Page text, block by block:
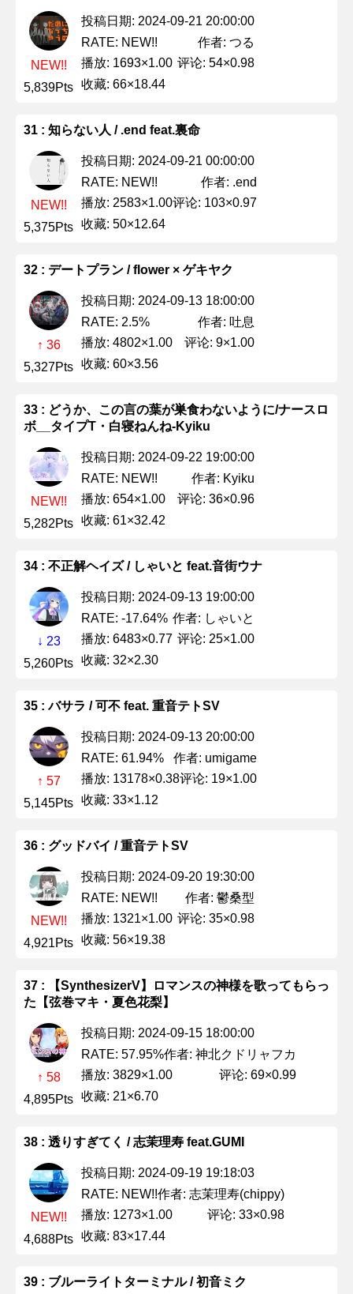
NEW!!
5,839Pts
投稿日期: 2024-09-21 20:00:00
RATE: NEW!!
作者: つる
播放: 1693×1.00 评论: 54×0.98
收藏: 66×18.44
31 : 知らない人 / .end feat.裏命
NEW!!
5,375Pts
投稿日期: 2024-09-21 00:00:00
RATE: NEW!!
作者: .end
播放: 2583×1.00评论: 103×0.97
收藏: 50×12.64
32 : デートプラン / flower × ゲキヤク
↑ 36
5,327Pts
投稿日期: 2024-09-13 18:00:00
RATE: 2.5%
作者: 吐息
播放: 4802×1.00
评论: 9×1.00
收藏: 60×3.56
33 : どうか、この言の葉が巣食わないように/ナースロ
ボ__タイプT・白寝ねんね-Kyiku
NEW!!
5,282Pts
投稿日期: 2024-09-22 19:00:00
RATE: NEW!!
作者: Kyiku
播放: 654×1.00
评论: 36×0.96
收藏: 61×32.42
34 : 不正解ヘイズ / しゃいと feat.音街ウナ
↓ 23
5,260Pts
投稿日期: 2024-09-13 19:00:00
RATE: -17.64% 作者: しゃいと
播放: 6483×0.77 评论: 25×1.00
收藏: 32×2.30
35 : バサラ / 可不 feat. 重音テトSV
↑ 57
5,145Pts
投稿日期: 2024-09-13 20:00:00
RATE: 61.94%
作者: umigame
播放: 13178×0.38评论: 19×1.00
收藏: 33×1.12
36 : グッドバイ / 重音テトSV
NEW!!
4,921Pts
投稿日期: 2024-09-20 19:30:00
RATE: NEW!!
作者: 鬱桑型
播放: 1321×1.00 评论: 35×0.98
收藏: 56×19.38
37 : 【SynthesizerV】ロマンスの神様を歌ってもらっ
た【弦巻マキ・夏色花梨】
↑ 58
4,895Pts
投稿日期: 2024-09-15 18:00:00
RATE: 57.95%作者: 神北クドリャフカ
播放: 3829×1.00
评论: 69×0.99
收藏: 21×6.70
38 : 透りすぎてく / 志茉理寿 feat.GUMI
NEW!!
4,688Pts
投稿日期: 2024-09-19 19:18:03
RATE: NEW!!作者: 志茉理寿(chippy)
播放: 1273×1.00
评论: 33×0.98
收藏: 83×17.44
39 : ブルーライトターミナル / 初音ミク